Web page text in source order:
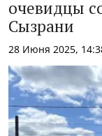
очевидцы
Сызрани
28 Июня 2025,